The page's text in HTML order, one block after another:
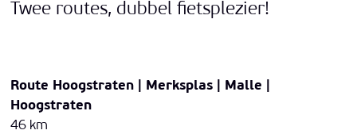
Twee routes, dubbel fietsplezier!
Route Hoogstraten | Merksplas | Malle |
Hoogstraten
46 km